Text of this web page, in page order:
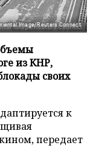
Image/Reuters Connect
из КНР,
своих
к
передает